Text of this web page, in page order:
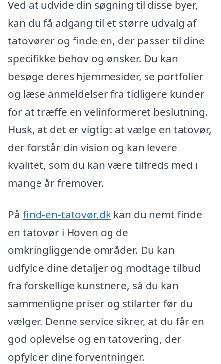
Ved at udvide din søgning til disse byer,
kan du få adgang til et større udvalg af
tatovører og finde en, der passer til dine
specifikke behov og ønsker. Du kan
besøge deres hjemmesider, se portfolier
og læse anmeldelser fra tidligere kunder
for at træffe en velinformeret beslutning.
Husk, at det er vigtigt at vælge en tatovør,
der forstår din vision og kan levere
kvalitet, som du kan være tilfreds med i
mange år fremover.
På find-en-tatovør.dk kan du nemt finde
en tatovør i Hoven og de
omkringliggende områder. Du kan
udfylde dine detaljer og modtage tilbud
fra forskellige kunstnere, så du kan
sammenligne priser og stilarter før du
vælger. Denne service sikrer, at du får en
god oplevelse og en tatovering, der
opfylder dine forventninger.